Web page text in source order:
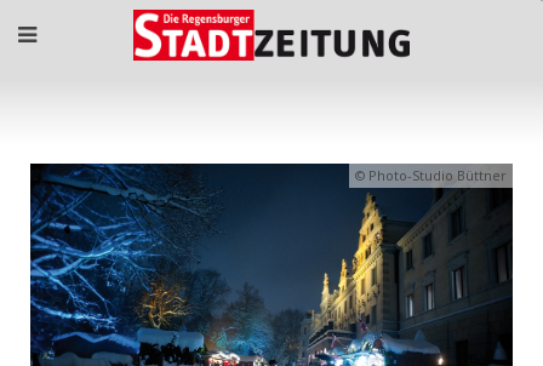
Photo-Studio Büttner